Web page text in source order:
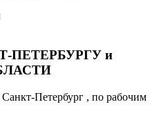
ПЕТЕРБУРГУ и
Петербург , по рабочим